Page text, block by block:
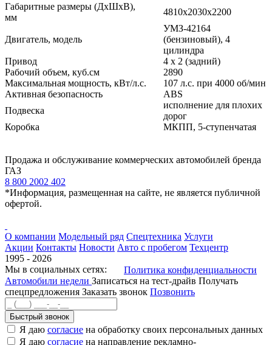
Габаритные размеры (ДхШхВ),
мм
4810х2030х2200
Двигатель, модель
УМЗ-42164
(бензиновый), 4
цилиндра
Привод
4 х 2 (задний)
Рабочий объем, куб.см
2890
Максимальная мощность, кВт/л.с.
107 л.с. при 4000 об/мин
Активная безопасность
ABS
Подвеска
исполнение для плохих
дорог
Коробка
МКПП, 5-ступенчатая
Продажа и обслуживание коммерческих автомобилей бренда
ГАЗ
8 800 2002 402
*Информация, размещенная на сайте, не является публичной
офертой.
О компании Модельный ряд Спецтехника Услуги
Акции Контакты Новости Авто с пробегом Техцентр
1995 - 2026
Мы в социальных сетях:
Политика конфиденциальности
Автомобили недели Записаться на тест-драйв Получать
спецпредложения Заказать звонок Позвонить
Быстрый звонок
Я даю согласие на обработку своих персональных данных
Я даю согласие на направление рекламно-